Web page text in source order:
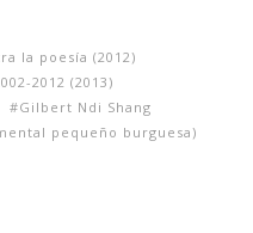
la poesía (2012)
2012 (2013)
Gilbert Ndi Shang
pequeño burguesa)